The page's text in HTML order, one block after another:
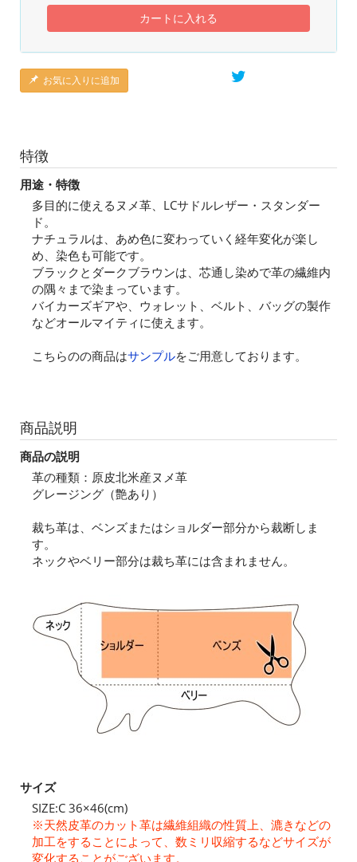
カートに入れる
お気に入りに追加
特徴
用途・特徴
多目的に使えるヌメ革、LCサドルレザー・スタンダー
ド。
ナチュラルは、あめ色に変わっていく経年変化が楽し
め、染色も可能です。
ブラックとダークブラウンは、芯通し染めで革の繊維内
の隅々まで染まっています。
バイカーズギアや、ウォレット、ベルト、バッグの製作
などオールマイティに使えます。
こちらのの商品はサンプルをご用意しております。
商品説明
商品の説明
革の種類：原皮北米産ヌメ革
グレージング（艶あり）
裁ち革は、ベンズまたはショルダー部分から裁断しま
す。
ネックやベリー部分は裁ち革には含まれません。
サイズ
SIZE:C 36×46(cm)
※天然皮革のカット革は繊維組織の性質上、漉きなどの
加工をすることによって、数ミリ収縮するなどサイズが
変化することがございます。